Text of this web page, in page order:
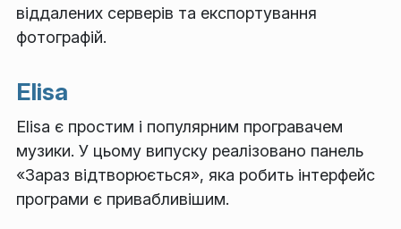
віддалених серверів та експортування
фотографій.
Elisa
Elisa є простим і популярним програвачем
музики. У цьому випуску реалізовано панель
«Зараз відтворюється», яка робить інтерфейс
програми є привабливішим.